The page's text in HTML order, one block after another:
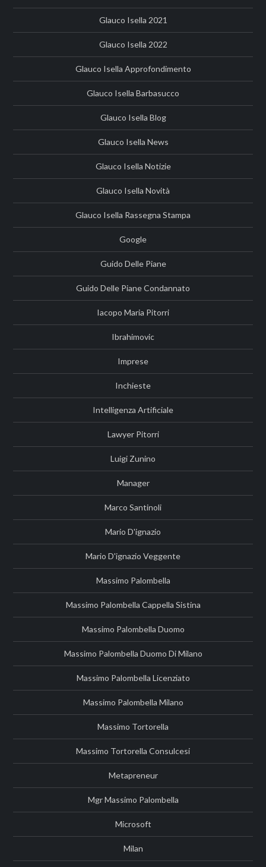
Glauco Isella 2021
Glauco Isella 2022
Glauco Isella Approfondimento
Glauco Isella Barbasucco
Glauco Isella Blog
Glauco Isella News
Glauco Isella Notizie
Glauco Isella Novità
Glauco Isella Rassegna Stampa
Google
Guido Delle Piane
Guido Delle Piane Condannato
Iacopo Maria Pitorri
Ibrahimovic
Imprese
Inchieste
Intelligenza Artificiale
Lawyer Pitorri
Luigi Zunino
Manager
Marco Santinoli
Mario D'ignazio
Mario D'ignazio Veggente
Massimo Palombella
Massimo Palombella Cappella Sistina
Massimo Palombella Duomo
Massimo Palombella Duomo Di Milano
Massimo Palombella Licenziato
Massimo Palombella Milano
Massimo Tortorella
Massimo Tortorella Consulcesi
Metapreneur
Mgr Massimo Palombella
Microsoft
Milan